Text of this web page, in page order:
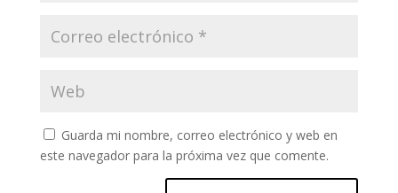
Guarda mi nombre, correo electrónico y web en
este navegador para la próxima vez que comente.